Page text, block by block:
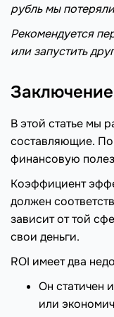
рубль мы
Рекомендуется
или запустить
Заключение
В этой статье мы
составляющие.
финансовую
Коэффициент
должен
зависит от той
свои деньги.
ROI имеет два
Он статичен
или